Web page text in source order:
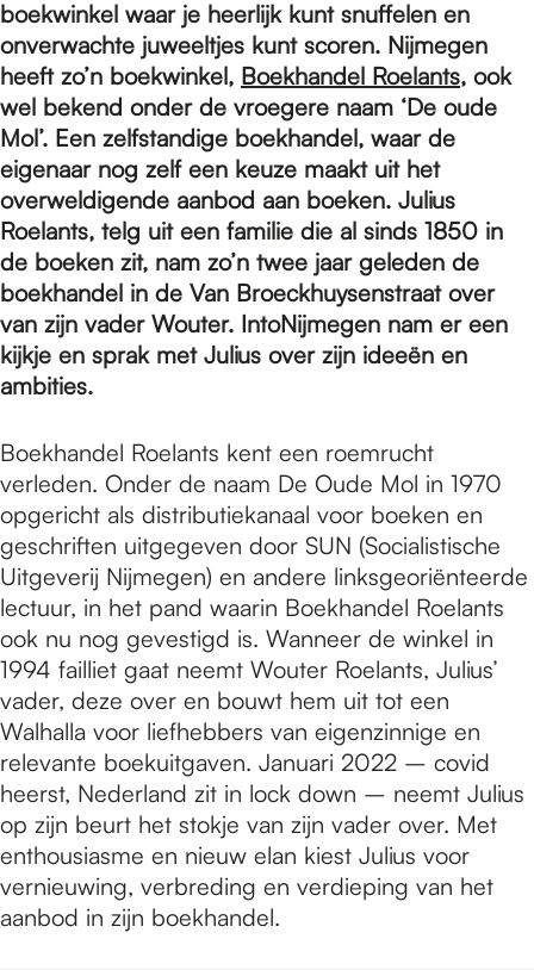
e
p
a
g
e
boekwinkel waar je heerlijk kunt snuffelen en
onverwachte juweeltjes kunt scoren. Nijmegen
heeft zo’n boekwinkel, Boekhandel Roelants, ook
wel bekend onder de vroegere naam ‘De oude
Mol’. Een zelfstandige boekhandel, waar de
eigenaar nog zelf een keuze maakt uit het
overweldigende aanbod aan boeken. Julius
Roelants, telg uit een familie die al sinds 1850 in
de boeken zit, nam zo’n twee jaar geleden de
boekhandel in de Van Broeckhuysenstraat over
van zijn vader Wouter. IntoNijmegen nam er een
kijkje en sprak met Julius over zijn ideeën en
ambities.
Boekhandel Roelants kent een roemrucht
verleden. Onder de naam De Oude Mol in 1970
opgericht als distributiekanaal voor boeken en
geschriften uitgegeven door SUN (Socialistische
Uitgeverij Nijmegen) en andere linksgeoriënteerde
lectuur, in het pand waarin Boekhandel Roelants
ook nu nog gevestigd is. Wanneer de winkel in
1994 failliet gaat neemt Wouter Roelants, Julius’
vader, deze over en bouwt hem uit tot een
Walhalla voor liefhebbers van eigenzinnige en
relevante boekuitgaven. Januari 2022 – covid
heerst, Nederland zit in lock down – neemt Julius
op zijn beurt het stokje van zijn vader over. Met
enthousiasme en nieuw elan kiest Julius voor
vernieuwing, verbreding en verdieping van het
aanbod in zijn boekhandel.